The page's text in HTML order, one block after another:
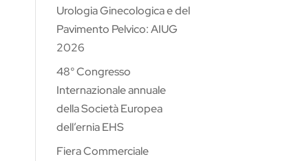
Urologia Ginecologica e del
Pavimento Pelvico: AIUG
2026
48° Congresso
Internazionale annuale
della Società Europea
dell’ernia EHS
Fiera Commerciale